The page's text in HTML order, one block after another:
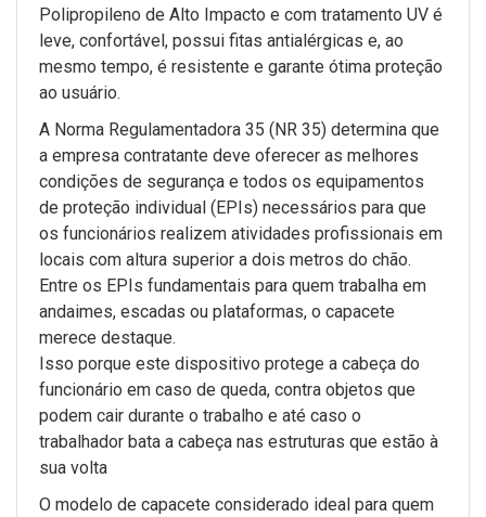
Polipropileno de Alto Impacto e com tratamento UV é
leve, confortável, possui fitas antialérgicas e, ao
mesmo tempo, é resistente e garante ótima proteção
ao usuário.
A Norma Regulamentadora 35 (NR 35) determina que
a empresa contratante deve oferecer as melhores
condições de segurança e todos os equipamentos
de proteção individual (EPIs) necessários para que
os funcionários realizem atividades profissionais em
locais com altura superior a dois metros do chão.
Entre os EPIs fundamentais para quem trabalha em
andaimes, escadas ou plataformas, o capacete
merece destaque.
Isso porque este dispositivo protege a cabeça do
funcionário em caso de queda, contra objetos que
podem cair durante o trabalho e até caso o
trabalhador bata a cabeça nas estruturas que estão à
sua volta
O modelo de capacete considerado ideal para quem